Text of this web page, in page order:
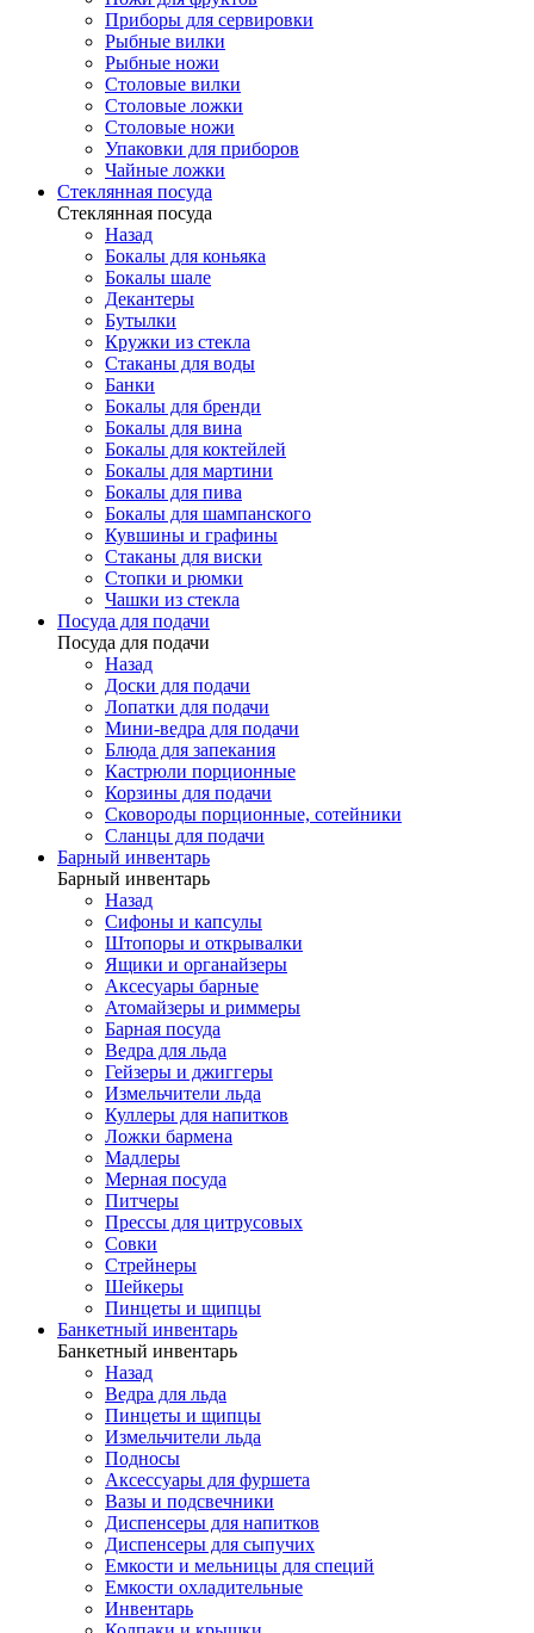
Приборы для сервировки
Рыбные вилки
Рыбные ножи
Столовые вилки
Столовые ложки
Столовые ножи
Упаковки для приборов
Чайные ложки
Стеклянная посуда
Стеклянная посуда
Назад
Бокалы для коньяка
Бокалы шале
Декантеры
Бутылки
Кружки из стекла
Стаканы для воды
Банки
Бокалы для бренди
Бокалы для вина
Бокалы для коктейлей
Бокалы для мартини
Бокалы для пива
Бокалы для шампанского
Кувшины и графины
Стаканы для виски
Стопки и рюмки
Чашки из стекла
Посуда для подачи
Посуда для подачи
Назад
Доски для подачи
Лопатки для подачи
Мини-ведра для подачи
Блюда для запекания
Кастрюли порционные
Корзины для подачи
Сковороды порционные, сотейники
Сланцы для подачи
Барный инвентарь
Барный инвентарь
Назад
Сифоны и капсулы
Штопоры и открывалки
Ящики и органайзеры
Аксесуары барные
Атомайзеры и риммеры
Барная посуда
Ведра для льда
Гейзеры и джиггеры
Измельчители льда
Куллеры для напитков
Ложки бармена
Мадлеры
Мерная посуда
Питчеры
Прессы для цитрусовых
Совки
Стрейнеры
Шейкеры
Пинцеты и щипцы
Банкетный инвентарь
Банкетный инвентарь
Назад
Ведра для льда
Пинцеты и щипцы
Измельчители льда
Подносы
Аксессуары для фуршета
Вазы и подсвечники
Диспенсеры для напитков
Диспенсеры для сыпучих
Емкости и мельницы для специй
Емкости охладительные
Инвентарь